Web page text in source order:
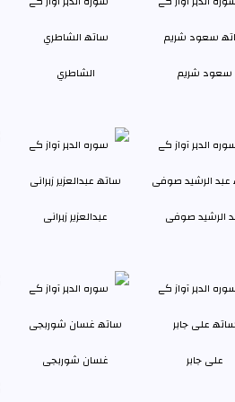
سعود شريم الشاطري
الرشید صوفی عبدالعزیر زہرانى
علی جابر غسان شوربجی